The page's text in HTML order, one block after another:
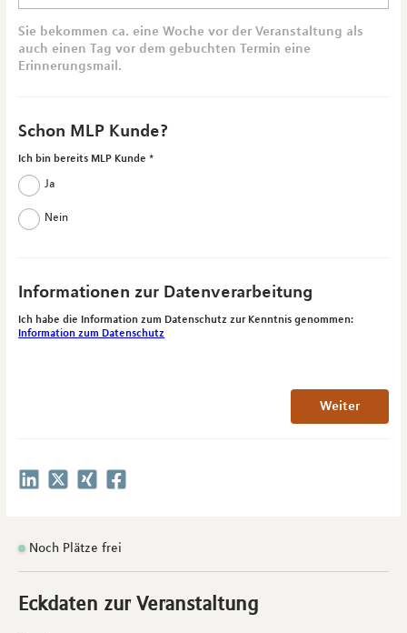
Sie bekommen ca. eine Woche vor der Veranstaltung als
auch einen Tag vor dem gebuchten Termin eine
Erinnerungsmail.
Schon MLP Kunde?
Ich bin bereits MLP Kunde
Ja
Nein
Informationen zur Datenverarbeitung
Ich habe die Information zum Datenschutz zur Kenntnis genommen:
Information zum Datenschutz
Weiter
Noch Plätze frei
Eckdaten zur Veranstaltung